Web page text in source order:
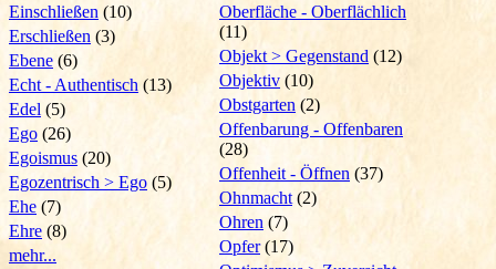
Einschließen (10)
Erschließen (3)
Ebene (6)
Echt - Authentisch (13)
Edel (5)
Ego (26)
Egoismus (20)
Egozentrisch > Ego (5)
Ehe (7)
Ehre (8)
mehr...
Oberfläche - Oberflächlich
(11)
Objekt > Gegenstand (12)
Objektiv (10)
Obstgarten (2)
Offenbarung - Offenbaren
(28)
Offenheit - Öffnen (37)
Ohnmacht (2)
Ohren (7)
Opfer (17)